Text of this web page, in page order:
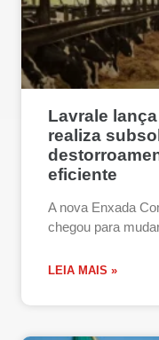
Lavrale
realiza
eficiente
A nova Enxada
chegou para
LEIA MAIS »